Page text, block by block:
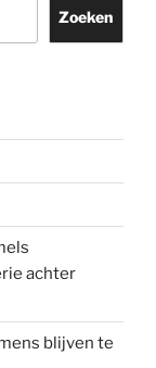
Zoeken
achter
blijven te